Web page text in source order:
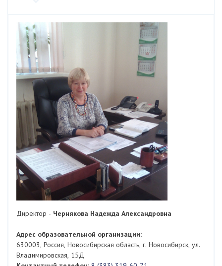
Директор - Чернякова Надежда Александровна
Адрес образовательной организации:
630003, Россия, Новосибирская область, г. Новосибирск, ул.
Владимировская, 15Д